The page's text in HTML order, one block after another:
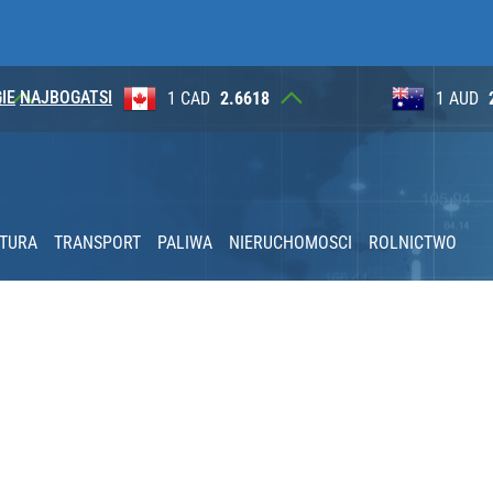
NAJBOGATSI
500 zł mandatu 1 AUD 2.6265 100
TRANSPORT PALIWA NIERUCHOMOSCI ROLNICTWO